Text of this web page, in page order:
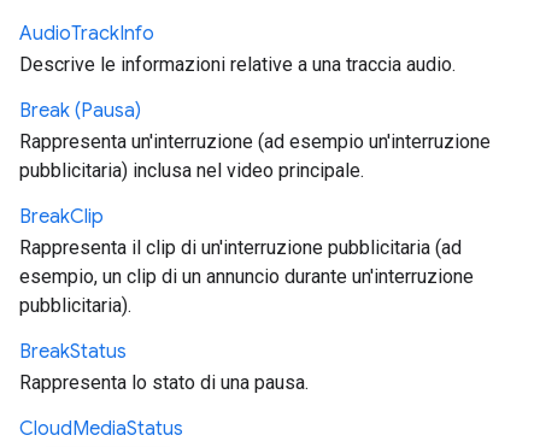
AudioTrackInfo
Descrive le informazioni relative a una traccia audio.
Break (Pausa)
Rappresenta un'interruzione (ad esempio un'interruzione
pubblicitaria) inclusa nel video principale.
BreakClip
Rappresenta il clip di un'interruzione pubblicitaria (ad
esempio, un clip di un annuncio durante un'interruzione
pubblicitaria).
BreakStatus
Rappresenta lo stato di una pausa.
CloudMediaStatus